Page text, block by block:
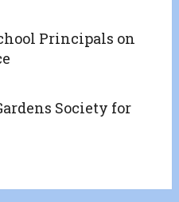
Principals on
Society for